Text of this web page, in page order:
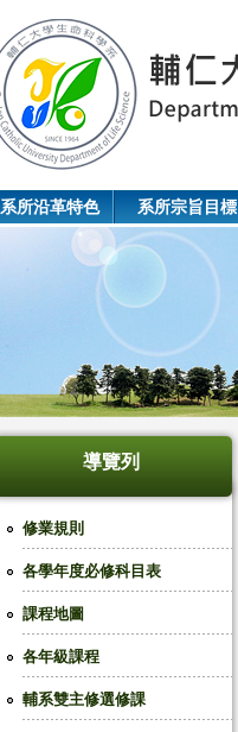
系所沿革特色 系所宗旨目標
導覽列
修業規則
各學年度必修科目表
課程地圖
各年級課程
輔系雙主修選修課